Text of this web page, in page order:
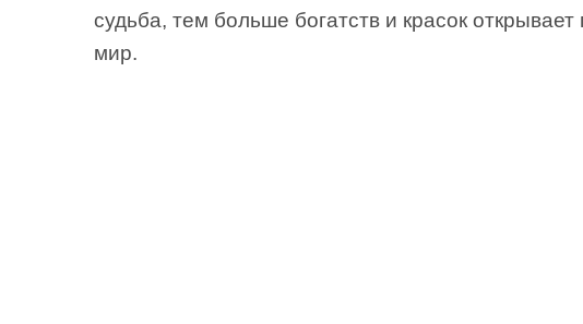
судьба, тем больше богатств и красок открывает
мир.